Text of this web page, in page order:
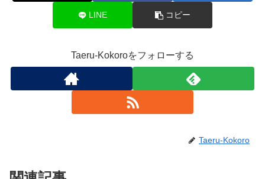
LINE コピー
Taeru-Kokoroをフォローする
Taeru-Kokoro